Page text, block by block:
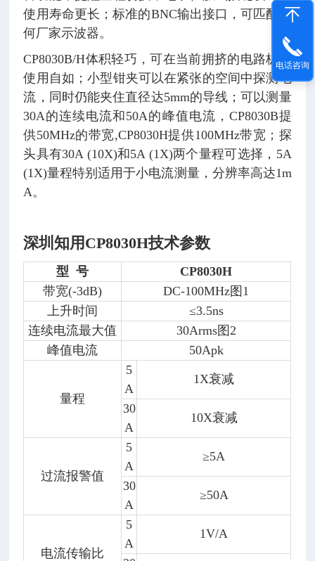
使用寿命更长；标准的BNC输出接口，可匹配任
何厂家示波器。
CP8030B/H体积轻巧，可在当前拥挤的电路板中
使用自如；小型钳夹可以在紧张的空间中探测电
流，同时仍能夹住直径达5mm的导线；可以测量
30A的连续电流和50A的峰值电流，CP8030B提
供50MHz的带宽,CP8030H提供100MHz带宽；探
头具有30A (10X)和5A (1X)两个量程可选择，5A
(1X)量程特别适用于小电流测量，分辨率高达1m
A。
深圳知用CP8030H技术参数
型 号
CP8030H
带宽(-3dB)
DC-100MHz图1
上升时间
≤3.5ns
连续电流最大值
30Arms图2
峰值电流
50Apk
量程
5
A
1X衰减
30
A
10X衰减
过流报警值
5
A
≥5A
30
A
≥50A
电流传输比
5
A
1V/A
电话咨询